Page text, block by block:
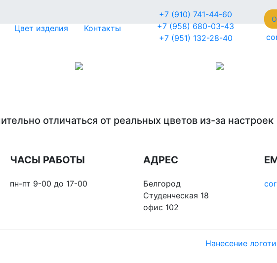
Цвет изделия Контакты
+7 (910) 741-44-60
+7 (958) 680-03-43
+7 (951) 132-28-40
отличаться от реальных цветов из-за настроек
ЧАСЫ РАБОТЫ
пн-пт 9-00 до 17-00
АДРЕС
Белгород
Студенческая 18
офис 102
Нанесение